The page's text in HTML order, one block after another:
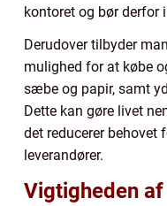
kontoret og bør derfor
Derudover tilbyder
mulighed for at købe
sæbe og papir, samt
Dette kan gøre livet
det reducerer behovet
leverandører.
Vigtigheden